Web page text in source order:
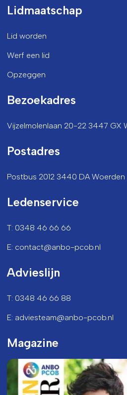
Lidmaatschap
Lid worden
Werf een lid
Opzeggen
Bezoekadres
Vijzelmolenlaan 20-22 3447 GX
Postadres
Postbus 2012 3440 DA Woerden
Ledenservice
T: 0348 46 66 66
E: contact@anbo-pcob.nl
Advieslijn
T: 0348 46 66 88
E: adviesteam@anbo-pcob.nl
Magazine